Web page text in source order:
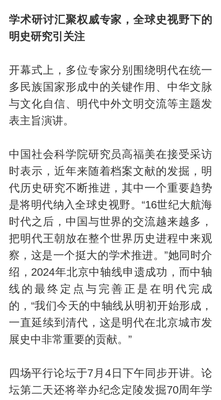
学术研讨汇聚权威专家，全球史视野下的
明史研究引关注
开幕式上，多位专家分别围绕明代在统一
多民族国家形成中的关键作用、中华文脉
与文化自信、明代中外文明交流等主题发
表主旨演讲。
中国社会科学院研究员高福美在接受采访
时表示，近年来随着档案文献的发掘，明
代历史研究不断推进，其中一个重要趋势
是将明代纳入全球史视野。“16世纪大航海
时代之后，中国与世界的交流越来越多，
把明代王朝放在整个世界历史进程中来观
察，这是一个挺大的学术推进。”她同时介
绍，2024年北京中轴线申遗成功，而中轴
线的最终定点与完善正是在明代完成
的，“我们今天的中轴线从明初开始形成，
一直延续到清代，这是明代在北京城市发
展史中非常重要的贡献。”
四场平行论坛于7月4日下午同步开讲。论
坛第二天还将举办纪念定陵发掘70周年学